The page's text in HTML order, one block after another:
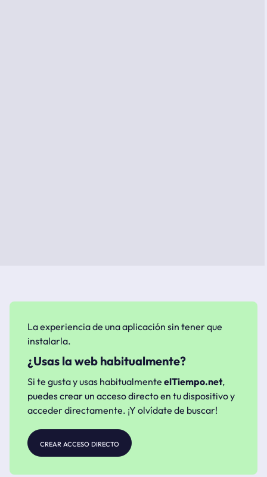
La experiencia de una aplicación sin tener que
instalarla.
¿Usas la web habitualmente?
Si te gusta y usas habitualmente elTiempo.net,
puedes crear un acceso directo en tu dispositivo y
acceder directamente. ¡Y olvídate de buscar!
crear acceso directo